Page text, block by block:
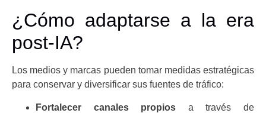
¿Cómo adaptarse a la era
post-IA?
Los medios y marcas pueden tomar medidas estratégicas
para conservar y diversificar sus fuentes de tráfico:
Fortalecer canales propios a través de